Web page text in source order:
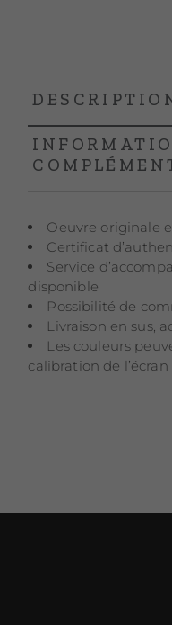
Oeuvre originale
Certificat
Service
disponible
Possibilité de
Livraison en sus,
Les couleurs
calibration de l’écran